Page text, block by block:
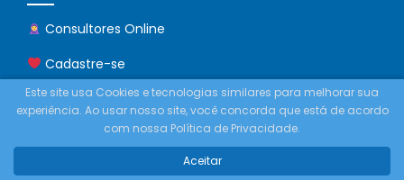
Consultores Online
Cadastre-se
Promoções
Este site usa Cookies e tecnologias similares para melhorar sua
experiência. Ao usar nosso site, você concorda que está de acordo
com nossa Política de Privacidade.
Aceitar